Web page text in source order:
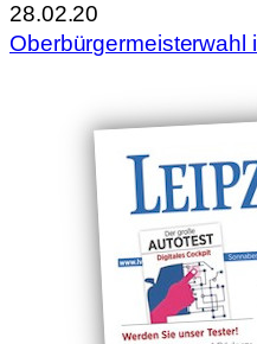
28.02.20
Oberbürgermeisterwahl